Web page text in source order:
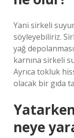
Yani sirkeli
söyleyebiliriz.
yağ
karnına sirkeli
Ayrıca tokluk
olacak bir gıda
neye